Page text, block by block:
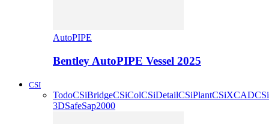
AutoPIPE
Bentley AutoPIPE Vessel 2025
CSI
TodoCSiBridgeCSiColCSiDetailCSiPlantCSiXCAD
3DSafeSap2000